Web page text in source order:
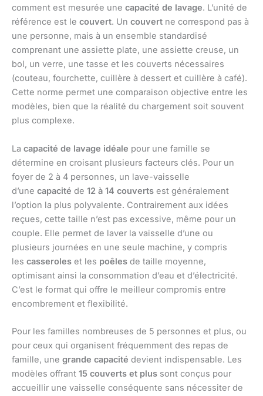
comment est mesurée une capacité de lavage. L’unité de
référence est le couvert. Un couvert ne correspond pas à
une personne, mais à un ensemble standardisé
comprenant une assiette plate, une assiette creuse, un
bol, un verre, une tasse et les couverts nécessaires
(couteau, fourchette, cuillère à dessert et cuillère à café).
Cette norme permet une comparaison objective entre les
modèles, bien que la réalité du chargement soit souvent
plus complexe.
La capacité de lavage idéale pour une famille se
détermine en croisant plusieurs facteurs clés. Pour un
foyer de 2 à 4 personnes, un lave-vaisselle
d’une capacité de 12 à 14 couverts est généralement
l’option la plus polyvalente. Contrairement aux idées
reçues, cette taille n’est pas excessive, même pour un
couple. Elle permet de laver la vaisselle d’une ou
plusieurs journées en une seule machine, y compris
les casseroles et les poêles de taille moyenne,
optimisant ainsi la consommation d’eau et d’électricité.
C’est le format qui offre le meilleur compromis entre
encombrement et flexibilité.
Pour les familles nombreuses de 5 personnes et plus, ou
pour ceux qui organisent fréquemment des repas de
famille, une grande capacité devient indispensable. Les
modèles offrant 15 couverts et plus sont conçus pour
accueillir une vaisselle conséquente sans nécessiter de